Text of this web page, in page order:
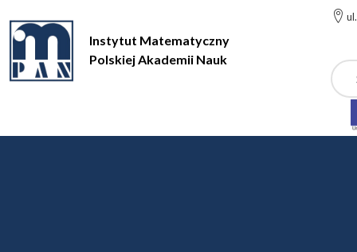
Instytut Matematyczny
Polskiej Akademii Nauk
Instytut Matematyczny Polskiej Akademii Nauk Procesy
Procesy Stochastyczne
organizator: prof. dr hab. Łukasz